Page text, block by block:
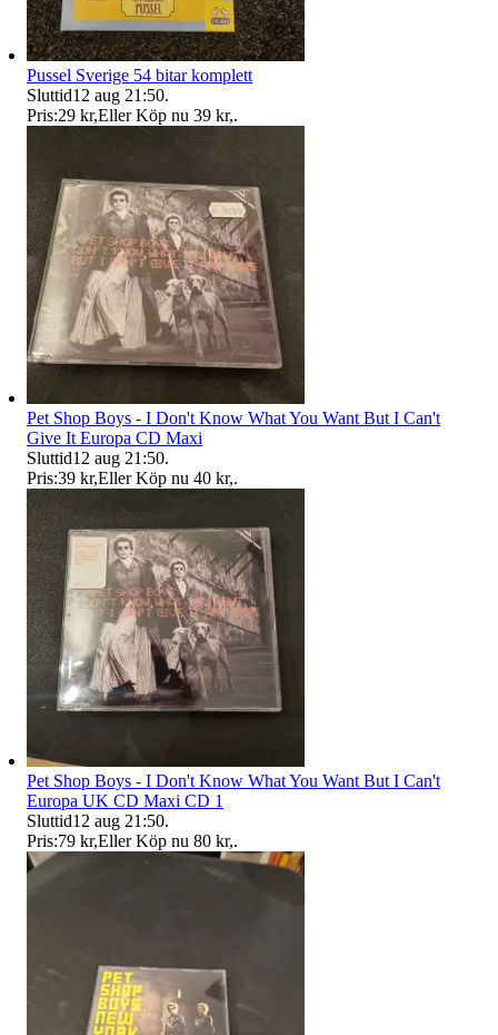
Pussel Sverige 54 bitar komplett
Sluttid12 aug 21:50.
Pris:29 kr,Eller Köp nu 39 kr,.
Pet Shop Boys - I Don't Know What You Want But I Can't
Give It Europa CD Maxi
Sluttid12 aug 21:50.
Pris:39 kr,Eller Köp nu 40 kr,.
Pet Shop Boys - I Don't Know What You Want But I Can't
Europa UK CD Maxi CD 1
Sluttid12 aug 21:50.
Pris:79 kr,Eller Köp nu 80 kr,.